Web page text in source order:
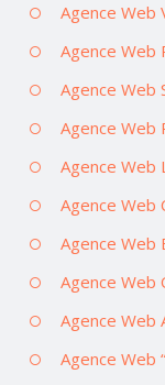
Agence Web
Agence Web
Agence Web
Agence Web
Agence Web
Agence Web
Agence Web
Agence Web
Agence Web
Agence Web